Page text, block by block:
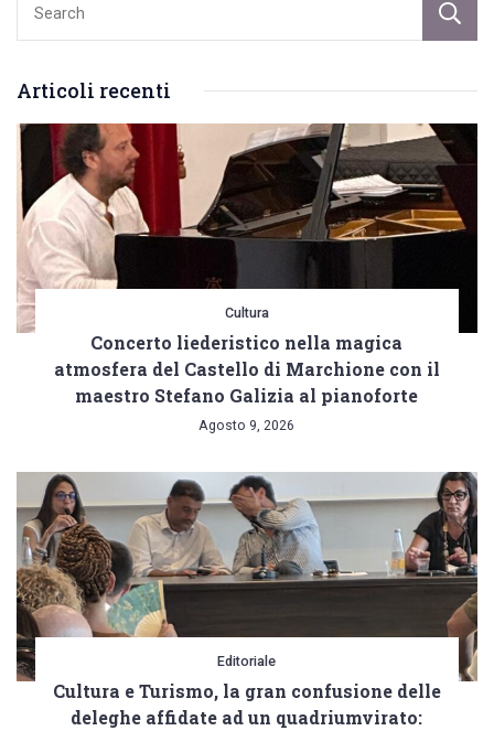
Articoli recenti
Cultura
Concerto liederistico nella magica
atmosfera del Castello di Marchione con il
maestro Stefano Galizia al pianoforte
Agosto 9, 2026
Editoriale
Cultura e Turismo, la gran confusione delle
deleghe affidate ad un quadriumvirato: